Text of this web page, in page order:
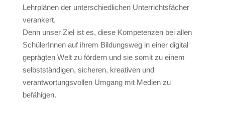
Lehrplänen der unterschiedlichen Unterrichtsfächer
verankert.
Denn unser Ziel ist es, diese Kompetenzen bei allen
SchülerInnen auf ihrem Bildungsweg in einer digital
geprägten Welt zu fördern und sie somit zu einem
selbstständigen, sicheren, kreativen und
verantwortungsvollen Umgang mit Medien zu
befähigen.